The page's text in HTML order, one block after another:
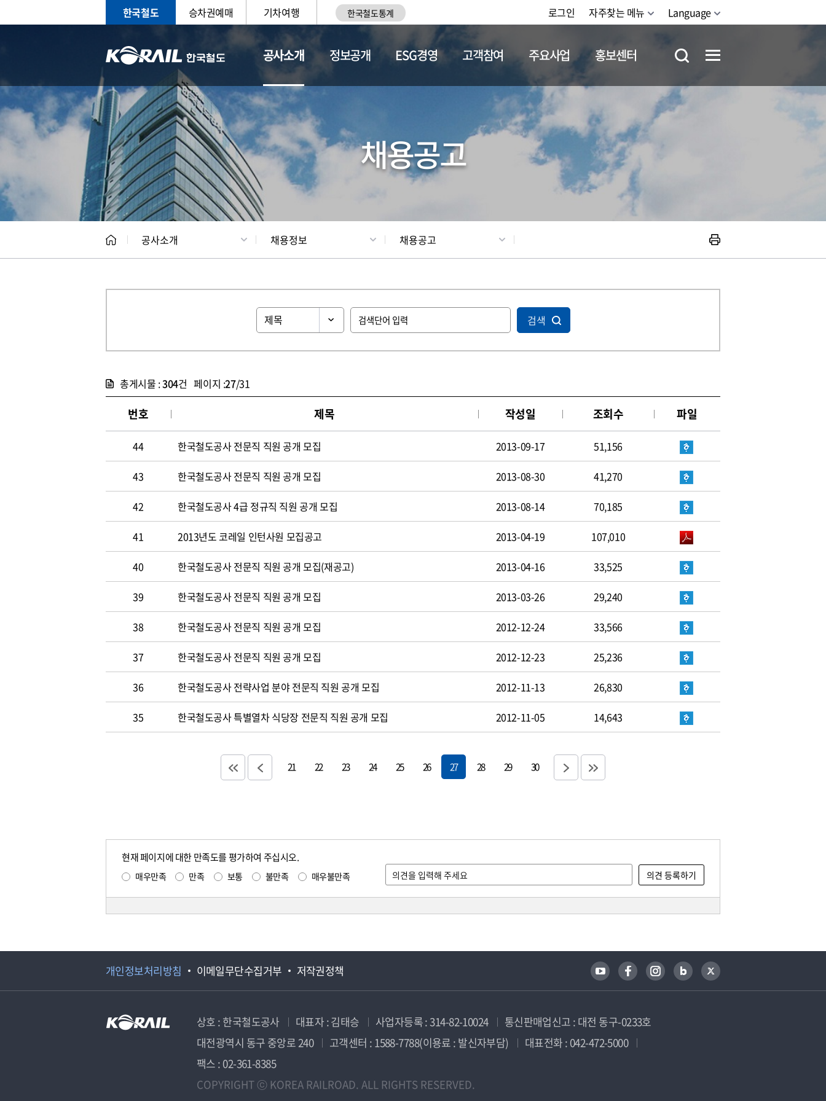
한국철도 승차권예매 기차여행 한국철도통계 로그인 자주찾는 메뉴 Language
공사소개
CEO 일반현황 채용정보
정보공개 ESG경영 고객참여 주요사업 홍보센터
채용공고
공사소개 채용정보 채용공고
검색
총게시물 :304건 페이지 :27/31
번호 제목 작성일 조회수 파일
44 한국철도공사 전문직 직원 공개 모집 2013-09-17 51,156
43 한국철도공사 전문직 직원 공개 모집 2013-08-30 41,270
42 한국철도공사 4급 정규직 직원 공개 모집 2013-08-14 70,185
41 2013년도 코레일 인턴사원 모집공고 2013-04-19 107,010
40 한국철도공사 전문직 직원 공개 모집(재공고) 2013-04-16 33,525
39 한국철도공사 전문직 직원 공개 모집 2013-03-26 29,240
38 한국철도공사 전문직 직원 공개 모집 2012-12-24 33,566
37 한국철도공사 전문직 직원 공개 모집 2012-12-23 25,236
36 한국철도공사 전략사업 분야 전문직 직원 공개 모집 2012-11-13 26,830
35 한국철도공사 특별열차 식당장 전문직 직원 공개 모집 2012-11-05 14,643
21 22 23 24 25 26 27 28 29 30
현재 페이지에 대한 만족도를 평가하여 주십시오.
매우만족 만족 보통 불만족 매우불만족
개인정보처리방침 이메일무단수집거부 저작권정책
상호 : 한국철도공사 대표자 : 김태승 사업자등록 : 314-82-10024
통신판매업신고 : 대전 동구-0233호
대전광역시 동구 중앙로 240
고객센터 : 1588-7788(이용료 : 발신자부담)
대표전화 : 042-472-5000
팩스 : 02-361-8385
COPYRIGHT ⓒ KOREA RAILROAD. ALL RIGHTS RESERVED.